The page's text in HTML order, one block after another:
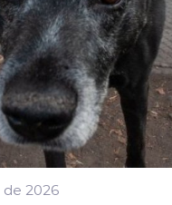
de 2026